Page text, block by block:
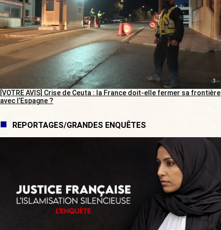
[VOTRE AVIS] Crise de Ceuta : la France doit-elle fermer sa frontière
avec l’Espagne ?
REPORTAGES/GRANDES ENQUÊTES